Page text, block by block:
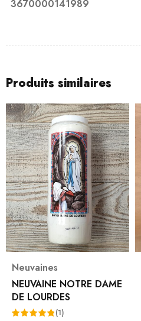
3670000141989
Produits similaires
Neuvaines
NEUVAINE NOTRE DAME
DE LOURDES
(1)